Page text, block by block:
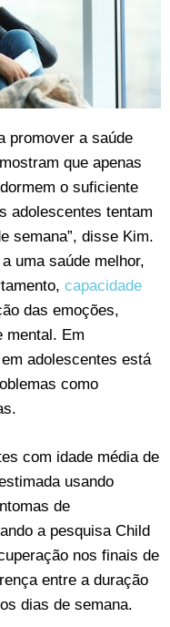
promover a saúde
que apenas
o suficiente
adolescentes tentam
semana”, disse Kim.
uma saúde melhor,
capacidade
das emoções,
mental. Em
adolescentes está
como
com idade média de
usando
de
a pesquisa Child
nos finais de
entre a duração
dias de semana.